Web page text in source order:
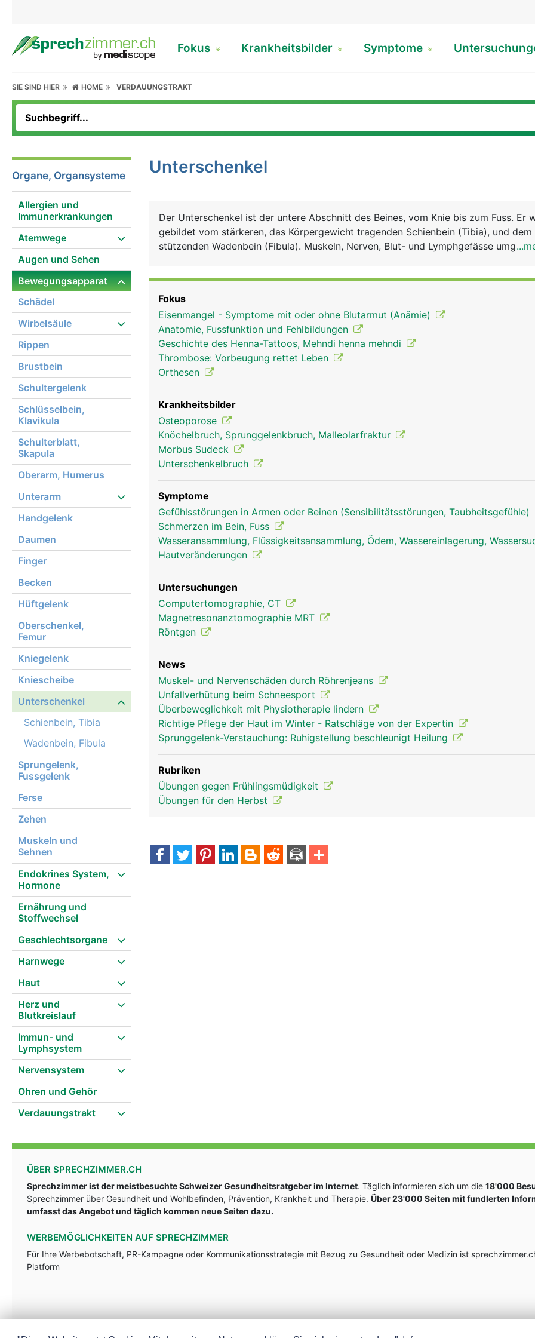
Fokus Krankheitsbilder Symptome
SIE SIND HIER HOME VERDAUUNGSTRAKT
Organe, Organsysteme
Allergien und
Immunerkrankungen
Atemwege
Augen und Sehen
Bewegungsapparat
Schädel
Wirbelsäule
Rippen
Brustbein
Schultergelenk
Schlüsselbein,
Klavikula
Schulterblatt,
Skapula
Oberarm, Humerus
Unterarm
Handgelenk
Daumen
Finger
Becken
Hüftgelenk
Oberschenkel,
Femur
Kniegelenk
Kniescheibe
Unterschenkel
Schienbein, Tibia
Wadenbein, Fibula
Sprungelenk,
Fussgelenk
Ferse
Zehen
Muskeln und
Sehnen
Endokrines System,
Hormone
Ernährung und
Stoffwechsel
Geschlechtsorgane
Harnwege
Haut
Herz und
Blutkreislauf
Immun- und
Lymphsystem
Nervensystem
Ohren und Gehör
Verdauungstrakt
Unterschenkel
Der Unterschenkel ist der untere Abschnitt des Beines, vom Knie bis zum Fuss. Er
gebildet vom stärkeren, das Körpergewicht tragenden Schienbein (Tibia), und dem
stützenden Wadenbein (Fibula). Muskeln, Nerven, Blut- und Lymphgefässe
Unterschenkel Frau Unterschenkel Mann
Fokus
Eisenmangel - Symptome mit oder ohne Blutarmut (Anämie)
Anatomie, Fussfunktion und Fehlbildungen
Geschichte des Henna-Tattoos, Mehndi henna mehndi
Thrombose: Vorbeugung rettet Leben
Orthesen
Krankheitsbilder
Osteoporose
Knöchelbruch, Sprunggelenkbruch, Malleolarfraktur
Morbus Sudeck
Unterschenkelbruch
Symptome
Gefühlsstörungen in Armen oder Beinen (Sensibilitätsstörungen, Taubheitsgefühle)
Schmerzen im Bein, Fuss
Wasseransammlung, Flüssigkeitsansammlung, Ödem, Wassereinlagerung,
Hautveränderungen
Untersuchungen
Computertomographie, CT
Magnetresonanztomographie MRT
Röntgen
News
Muskel- und Nervenschäden durch Röhrenjeans
Unfallverhütung beim Schneesport
Überbeweglichkeit mit Physiotherapie lindern
Richtige Pflege der Haut im Winter - Ratschläge von der Expertin
Sprunggelenk-Verstauchung: Ruhigstellung beschleunigt Heilung
Rubriken
Übungen gegen Frühlingsmüdigkeit
Übungen für den Herbst
ÜBER SPRECHZIMMER.CH
Sprechzimmer ist der meistbesuchte Schweizer Gesundheitsratgeber im Internet. Täglich informieren sich um die 18'000
Sprechzimmer über Gesundheit und Wohlbefinden, Prävention, Krankheit und Therapie. Über 23'000 Seiten mit fundlerten
umfasst das Angebot und täglich kommen neue Seiten dazu.
WERBEMÖGLICHKEITEN AUF SPRECHZIMMER
Für Ihre Werbebotschaft, PR-Kampagne oder Kommunikationsstrategie mit Bezug zu Gesundheit oder Medizin ist
Platform